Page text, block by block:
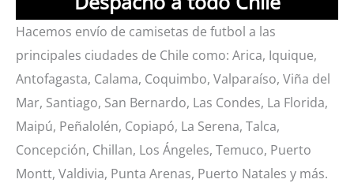
Hacemos envío de camisetas de futbol a las
principales ciudades de Chile como: Arica, Iquique,
Antofagasta, Calama, Coquimbo, Valparaíso, Viña del
Mar, Santiago, San Bernardo, Las Condes, La Florida,
Maipú, Peñalolén, Copiapó, La Serena, Talca,
Concepción, Chillan, Los Ángeles, Temuco, Puerto
Montt, Valdivia, Punta Arenas, Puerto Natales y más.